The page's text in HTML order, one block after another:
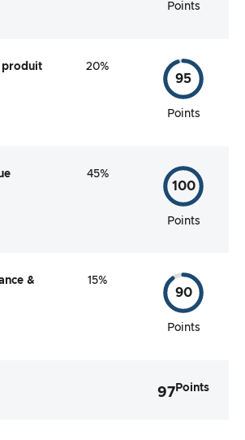
Points
produit
20%
95
Points
45%
100
Points
&
15%
90
Points
97 Points